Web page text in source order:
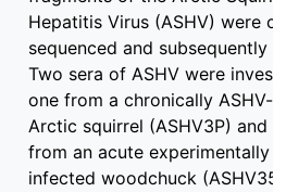
Hepatitis Virus (ASHV) were
sequenced and subsequently
Two sera of ASHV were
one from a chronically ASHV-
Arctic squirrel (ASHV3P) and
from an acute experimentally
infected woodchuck